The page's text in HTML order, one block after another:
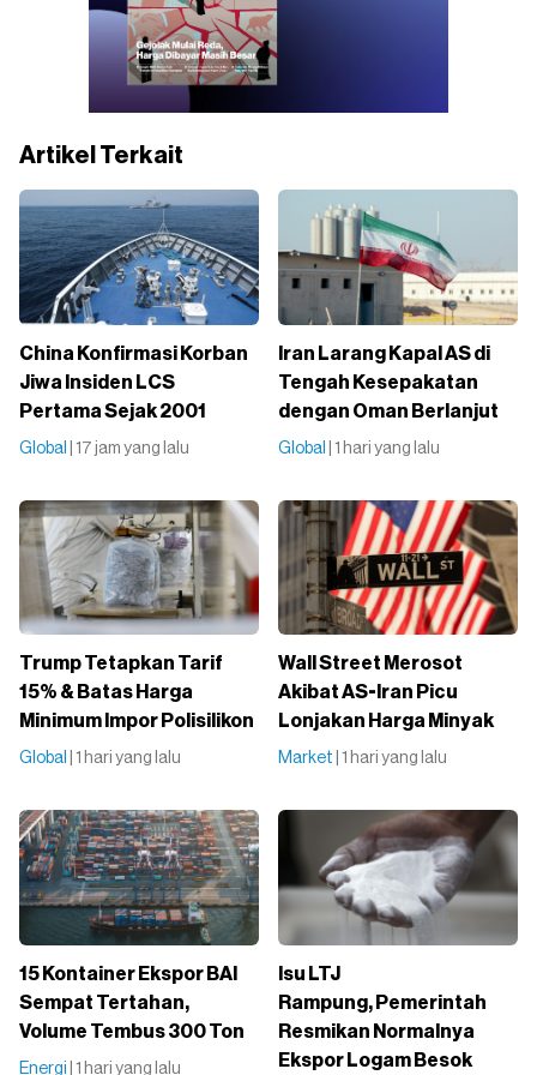
Artikel Terkait
China Konfirmasi Korban
Jiwa Insiden LCS
Pertama Sejak 2001
Global | 17 jam yang lalu
Iran Larang Kapal AS di
Tengah Kesepakatan
dengan Oman Berlanjut
Global | 1 hari yang lalu
Trump Tetapkan Tarif
15% & Batas Harga
Minimum Impor Polisilikon
Global | 1 hari yang lalu
Wall Street Merosot
Akibat AS-Iran Picu
Lonjakan Harga Minyak
Market | 1 hari yang lalu
15 Kontainer Ekspor BAI
Sempat Tertahan,
Volume Tembus 300 Ton
Energi | 1 hari yang lalu
Isu LTJ
Rampung, Pemerintah
Resmikan Normalnya
Ekspor Logam Besok